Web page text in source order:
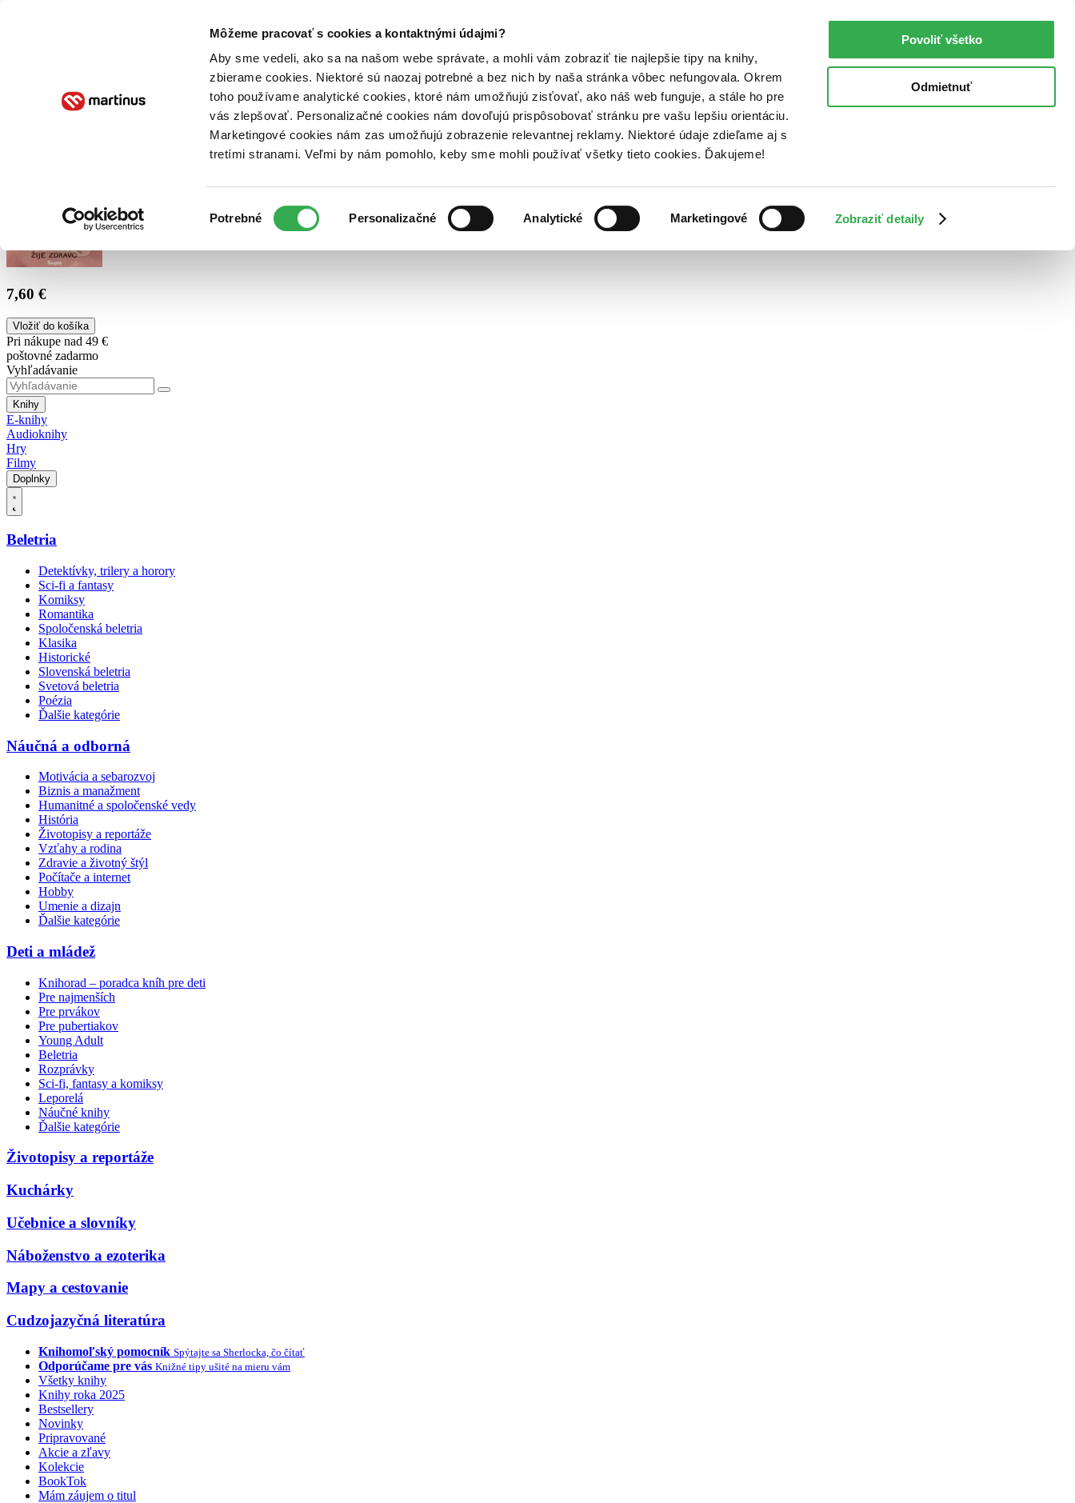
Môžeme pracovať s cookies a kontaktnými údajmi?
Aby sme vedeli, ako sa na našom webe správate, a mohli vám zobraziť tie najlepšie tipy na knihy,
zbierame cookies. Niektoré sú naozaj potrebné a bez nich by naša stránka vôbec nefungovala. Okrem
toho používame analytické cookies, ktoré nám umožňujú zisťovať, ako náš web funguje, a stále ho pre
vás zlepšovať. Personalizačné cookies nám dovoľujú prispôsobovať stránku pre vašu lepšiu orientáciu.
Marketingové cookies nám zas umožňujú zobrazenie relevantnej reklamy. Niektoré údaje zdieľame aj s
tretími stranami. Veľmi by nám pomohlo, keby sme mohli používať všetky tieto cookies. Ďakujeme!
súhlasu
Potrebné Personalizačné Analytické Marketingové Zobraziť detaily
Povoliť všetko
Odmietnuť
Poukážky Kontakt
7,60 €
Vložiť do košíka
Pri nákupe nad 49 €
poštovné zadarmo
Vyhľadávanie
Knihy
E-knihy
Audioknihy
Hry
Filmy
Doplnky
Beletria
Detektívky, trilery a horory
Sci-fi a fantasy
Komiksy
Romantika
Spoločenská beletria
Klasika
Historické
Slovenská beletria
Svetová beletria
Poézia
Ďalšie kategórie
Náučná a odborná
Motivácia a sebarozvoj
Biznis a manažment
Humanitné a spoločenské vedy
História
Životopisy a reportáže
Vzťahy a rodina
Zdravie a životný štýl
Počítače a internet
Hobby
Umenie a dizajn
Ďalšie kategórie
Deti a mládež
Knihorad – poradca kníh pre deti
Pre najmenších
Pre prvákov
Pre pubertiakov
Young Adult
Beletria
Rozprávky
Sci-fi, fantasy a komiksy
Leporelá
Náučné knihy
Ďalšie kategórie
Životopisy a reportáže
Kuchárky
Učebnice a slovníky
Náboženstvo a ezoterika
Mapy a cestovanie
Cudzojazyčná literatúra
Knihomoľský pomocník Spýtajte sa Sherlocka, čo čítať
Odporúčame pre vás Knižné tipy ušité na mieru vám
Všetky knihy
Knihy roka 2025
Bestsellery
Novinky
Pripravované
Akcie a zľavy
Kolekcie
BookTok
Mám záujem o titul